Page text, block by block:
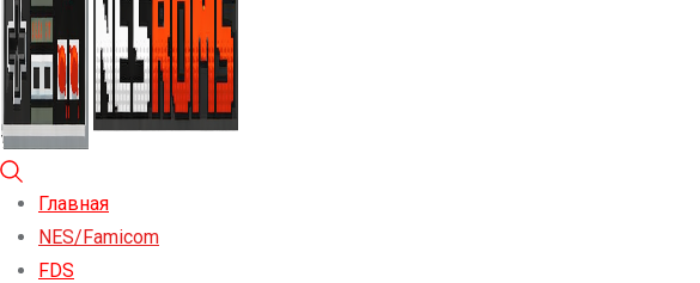
Главная
NES/Famicom
FDS